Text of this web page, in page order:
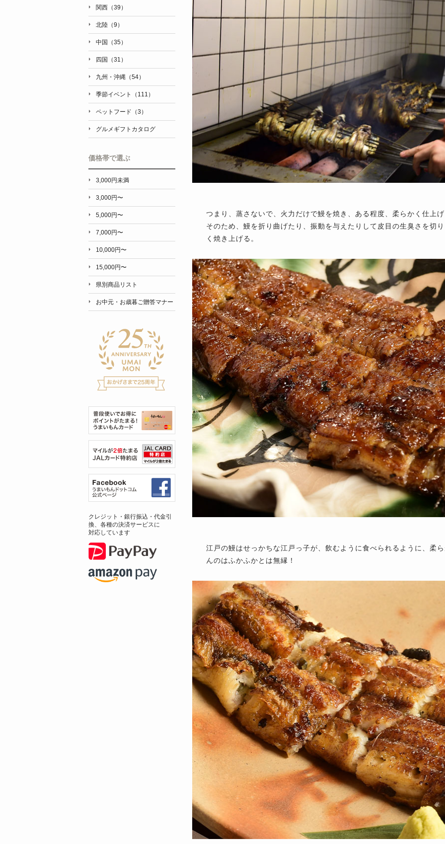
つまり、蒸さないで、火力だけで鰻を焼き、ある程度、柔らかく仕上
そのため、鰻を折り曲げたり、振動を与えたりして皮目の生臭さを切
く焼き上げる。
江戸の鰻はせっかちな江戸っ子が、飲むように食べられるように、柔
んのはふかふかとは無縁！
関西（39）
北陸（9）
中国（35）
四国（31）
九州・沖縄（54）
季節イベント（111）
ペットフード（3）
グルメギフトカタログ
価格帯で選ぶ
3,000円未満
3,000円〜
5,000円〜
7,000円〜
10,000円〜
15,000円〜
県別商品リスト
お中元・お歳暮ご贈答マナー
クレジット・銀行振込・代金引
換、各種の決済サービスに
対応しています